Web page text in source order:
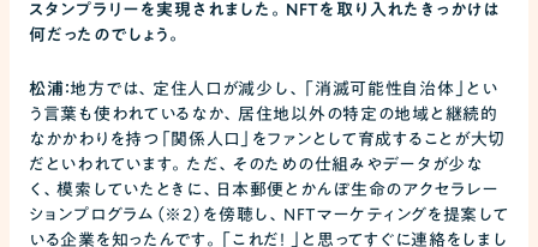
スタンプラリーを実現されました。NFTを取り入れたきっかけは
何だったのでしょう。
松浦：地方では、定住人口が減少し、「消滅可能性自治体」とい
う言葉も使われているなか、居住地以外の特定の地域と継続的
なかかわりを持つ「関係人口」をファンとして育成することが大切
だといわれています。ただ、そのための仕組みやデータが少な
く、模索していたときに、日本郵便とかんぽ生命のアクセラレー
ションプログラム（※2）を傍聴し、NFTマーケティングを提案して
いる企業を知ったんです。「これだ！ 」と思ってすぐに連絡をしまし